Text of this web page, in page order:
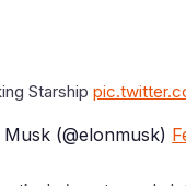
Starship
(@elonmusk)